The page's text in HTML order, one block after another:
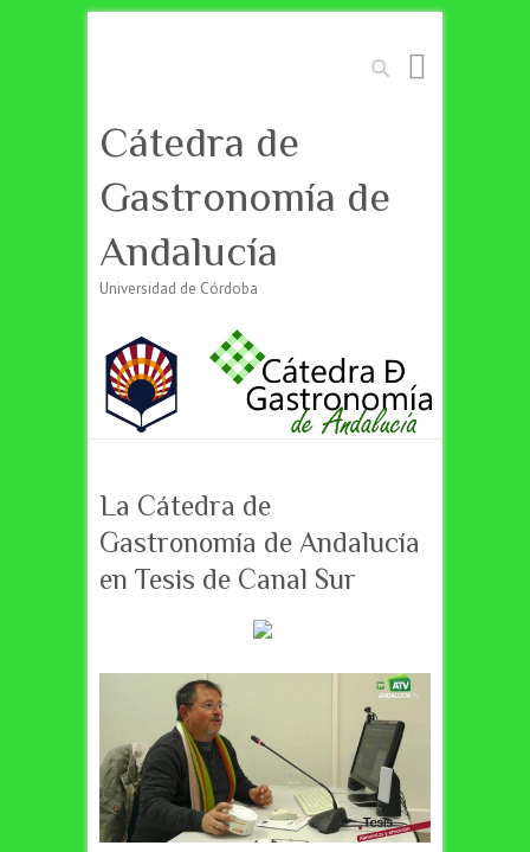
Buscar
Cátedra de
Gastronomía de
Andalucía
Universidad de Córdoba
La Cátedra de
Gastronomía de Andalucía
en Tesis de Canal Sur